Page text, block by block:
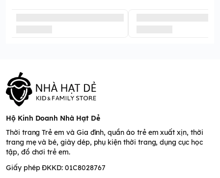
Hộ Kinh Doanh Nhà Hạt Dẻ
Thời trang Trẻ em và Gia đình, quần áo trẻ em xuất xịn, thời
trang mẹ và bé, giày dép, phụ kiện thời trang, dụng cục học
tập, đồ chơi trẻ em.
Giấy phép ĐKKD: 01C8028767